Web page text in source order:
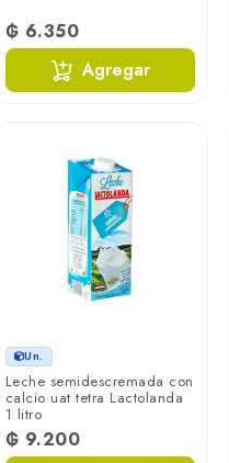
₲ 6.350
Agregar
Un.
Leche semidescremada con
calcio uat tetra Lactolanda
1 litro
₲ 9.200